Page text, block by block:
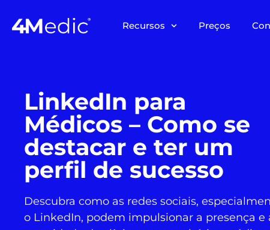
Recursos Preços
LinkedIn para
Médicos – Como se
destacar e ter um
perfil de sucesso
Descubra como as redes sociais,
o LinkedIn, podem impulsionar a presença e